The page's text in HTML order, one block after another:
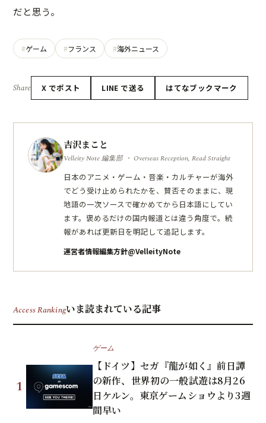
だと思う。
ゲーム フランス 海外ニュース
Share X でポスト LINE で送る はてなブックマーク
吉沢まこと
Velleity Note 編集部 ・ Overseas Reception, Read Straight
日本のアニメ・ゲーム・音楽・カルチャーが海外
でどう受け止められたかを、賛否そのままに、現
地語の一次ソースで確かめてから日本語にしてい
ます。褒めるだけの国内報道とは違う角度で。続
報があれば更新日を明記して追記します。
運営者情報編集方針@VelleityNote
Access Rankingいま読まれている記事
1
ゲーム
【ドイツ】セガ『龍が如く』前日譚
の新作、世界初の一般試遊は8月26
日ケルン。東京ゲームショウより3週
間早い